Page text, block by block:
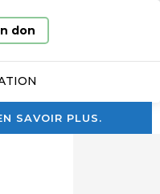
SAVOIR PLUS.
don